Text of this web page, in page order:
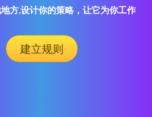
方,设计你的策略，让它为你工作
建立规则